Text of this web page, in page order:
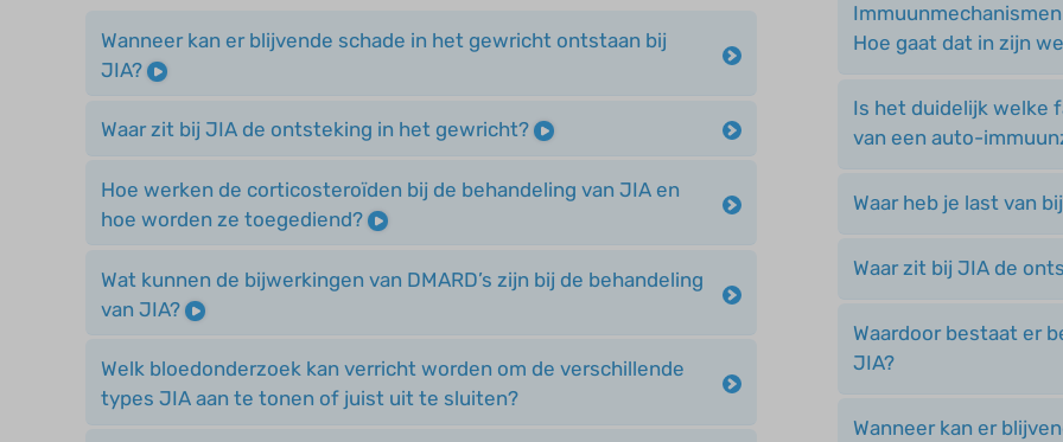
Wanneer kan er blijvende schade in het gewricht ontstaan bij
JIA?
Waar zit bij JIA de ontsteking in het gewricht?
Hoe werken de corticosteroïden bij de behandeling van JIA en
hoe worden ze toegediend?
Wat kunnen de bijwerkingen van DMARD’s zijn bij de behandeling
van JIA?
Welk bloedonderzoek kan verricht worden om de verschillende
types JIA aan te tonen of juist uit te sluiten?
Hoe gaat dat in zijn
Is het duidelijk welke
van een auto-
Waar heb je last van
Waar zit bij JIA de
Waardoor bestaat er
JIA?
Wanneer kan er